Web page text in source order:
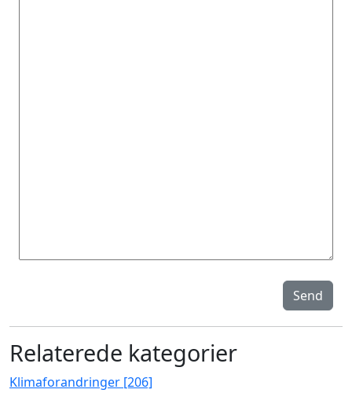
Send
Relaterede kategorier
Klimaforandringer [206]